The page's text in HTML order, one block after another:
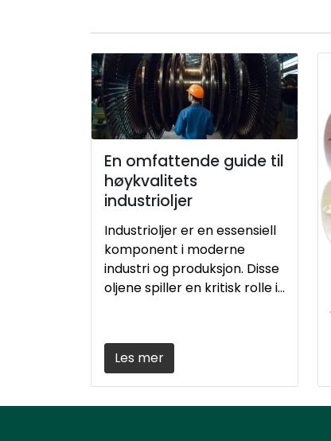
En omfattende guide til
høykvalitets
industrioljer
Industrioljer er en essensiell
komponent i moderne
industri og produksjon. Disse
oljene spiller en kritisk rolle i
utstyr, noe som bidrar til å
optimalisere ytelse og
levetid.
Les mer